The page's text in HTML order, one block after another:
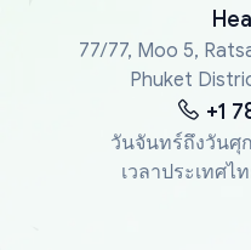
77/77, Moo 5,
Phuket
+1
วันจันทร์ถึงวันศุ
เวลาประเทศไ